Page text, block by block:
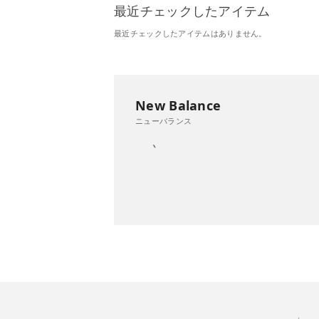
最近チェックしたアイテム
最近チェックしたアイテムはありません。
New Balance
ニューバランス